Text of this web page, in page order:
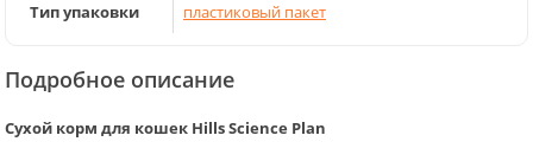
Тип упаковки пластиковый пакет
Подробное описание
Сухой корм для кошек Hills Science Plan